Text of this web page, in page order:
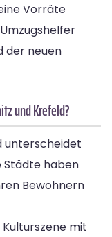
Vorräte
der neuen
und Krefeld?
unterscheidet
Städte haben
Bewohnern
mit